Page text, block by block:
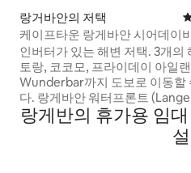
랑거바안의 저택
케이프타운 랑게바안 시어데이
런트
인버터가 있는 해변 저택. 3개의
토랑, 코코모, 프라이데이 아일
Wunderbar까지 도보로 이동할
다. 랑게바안 워터프론트 (Langebaan
Waterfront) 해변에 반려동물 친화적 & 인
피니티/파티형 수영장. 선데크
의 바람으로부터 보호되는 브라
랑게반의 휴가용 임
설